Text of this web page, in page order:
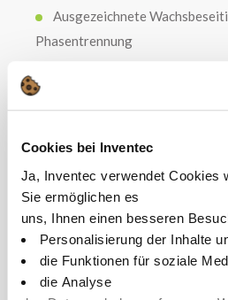
Cookies bei Inventec
Ja, Inventec verwendet Cookies
Sie ermöglichen es
uns, Ihnen einen besseren
Personalisierung der Inhalte
die Funktionen für soziale
die Analyse
Ausgezeichnete
Phasentrennung
Säure und Tensiden
einen glänzenden Effekt verleiht
Keine Rückstände nach
Oberflächenbehandlung
COST
Starke chelatbildende